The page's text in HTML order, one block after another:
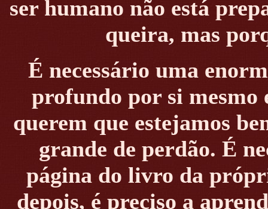
ser humano não está
queira, mas
É necessário uma
profundo por si mesmo
querem que estejamos
grande de perdão. É
página do livro da
depois, é preciso a